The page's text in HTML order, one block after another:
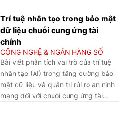
Trí tuệ nhân tạo trong bảo mật
dữ liệu chuỗi cung ứng tài
chính
CÔNG NGHỆ & NGÂN HÀNG SỐ
Bài viết phân tích vai trò của trí tuệ
nhân tạo (AI) trong tăng cường bảo
mật dữ liệu và quản trị rủi ro an ninh
mạng đối với chuỗi cung ứng tài